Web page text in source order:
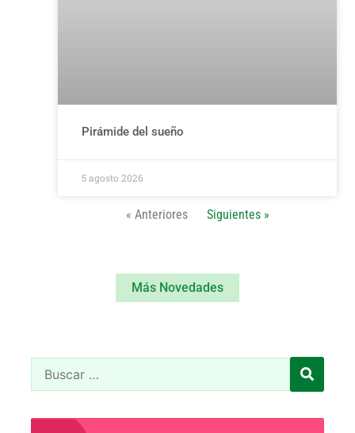
Pirámide del sueño
5 agosto 2026
« Anteriores Siguientes »
Más Novedades